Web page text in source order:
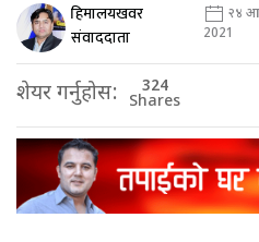
हिमालयखवर
संवाददाता
२४
2021
शेयर गर्नुहोस: 324
Shares